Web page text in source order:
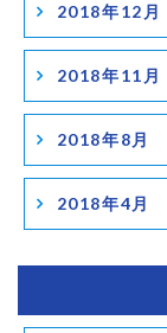
2018年12月
2018年11月
2018年8月
2018年4月